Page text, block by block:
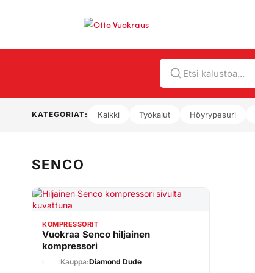
Hae
KATEGORIAT: Kaikki Työkalut Höyrypesuri
SENCO
KOMPRESSORIT
Vuokraa Senco hiljainen
kompressori
Kauppa:Diamond Dude